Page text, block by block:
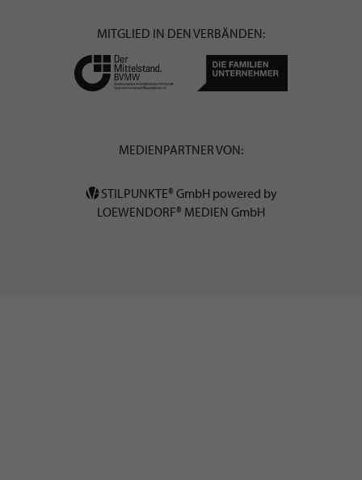
MITGLIED IN DEN VERBÄNDEN:
MEDIENPARTNER VON:
STILPUNKTE® GmbH powered by
LOEWENDORF® MEDIEN GmbH